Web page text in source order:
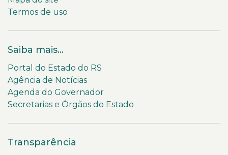
Termos de uso
Saiba mais...
Portal do Estado do RS
Agência de Notícias
Agenda do Governador
Secretarias e Órgãos do Estado
Transparência